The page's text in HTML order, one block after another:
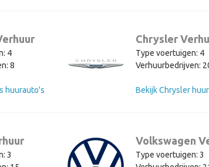
4
8
huurauto's
Chrysler
Type voertuigen: 4
Verhuurbedrijven:
Bekijk Chrysler
3
Volkswagen
Type voertuigen: 3